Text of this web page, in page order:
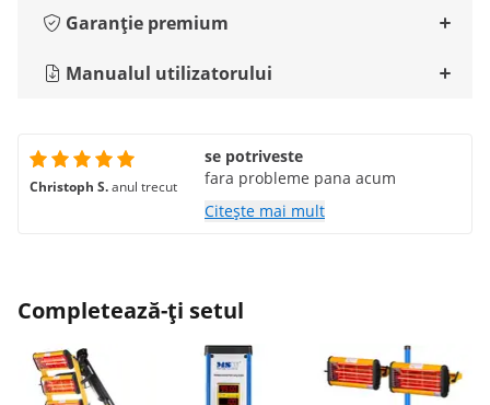
Garanție premium
Manualul utilizatorului
Christoph S.anul trecut
se potriveste
fara probleme pana acum
Citește mai mult
Completează-ți setul